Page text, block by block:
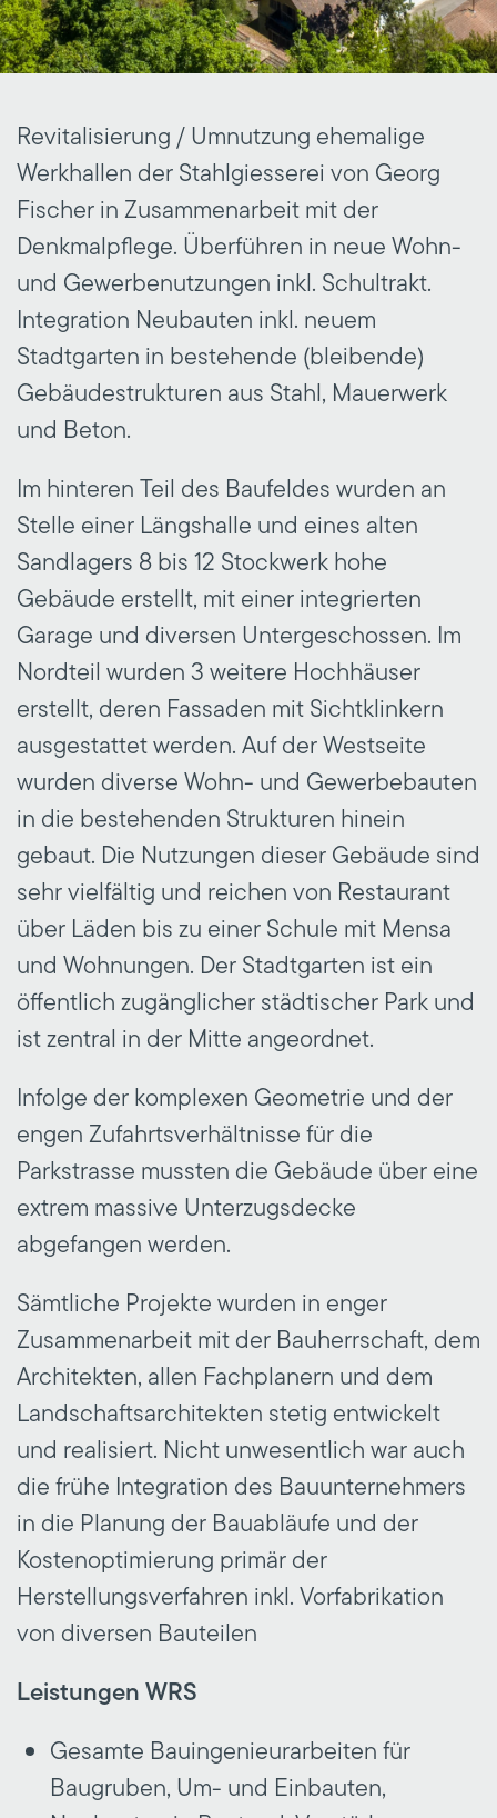
Revitalisierung / Umnutzung ehemalige
Werkhallen der Stahlgiesserei von Georg
Fischer in Zusammenarbeit mit der
Denkmalpflege. Überführen in neue Wohn-
und Gewerbenutzungen inkl. Schultrakt.
Integration Neubauten inkl. neuem
Stadtgarten in bestehende (bleibende)
Gebäudestrukturen aus Stahl, Mauerwerk
und Beton.
Im hinteren Teil des Baufeldes wurden an
Stelle einer Längshalle und eines alten
Sandlagers 8 bis 12 Stockwerk hohe
Gebäude erstellt, mit einer integrierten
Garage und diversen Untergeschossen. Im
Nordteil wurden 3 weitere Hochhäuser
erstellt, deren Fassaden mit Sichtklinkern
ausgestattet werden. Auf der Westseite
wurden diverse Wohn- und Gewerbebauten
in die bestehenden Strukturen hinein
gebaut. Die Nutzungen dieser Gebäude sind
sehr vielfältig und reichen von Restaurant
über Läden bis zu einer Schule mit Mensa
und Wohnungen. Der Stadtgarten ist ein
öffentlich zugänglicher städtischer Park und
ist zentral in der Mitte angeordnet.
Infolge der komplexen Geometrie und der
engen Zufahrtsverhältnisse für die
Parkstrasse mussten die Gebäude über eine
extrem massive Unterzugsdecke
abgefangen werden.
Sämtliche Projekte wurden in enger
Zusammenarbeit mit der Bauherrschaft, dem
Architekten, allen Fachplanern und dem
Landschaftsarchitekten stetig entwickelt
und realisiert. Nicht unwesentlich war auch
die frühe Integration des Bauunternehmers
in die Planung der Bauabläufe und der
Kostenoptimierung primär der
Herstellungsverfahren inkl. Vorfabrikation
von diversen Bauteilen
Leistungen WRS
Gesamte Bauingenieurarbeiten für
Baugruben, Um- und Einbauten,